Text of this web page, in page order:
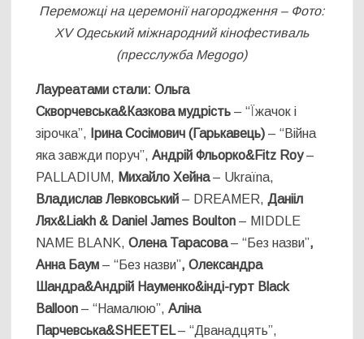
Переможці на церемонії нагородження – Фото:
XV Одеський міжнародний кінофестиваль
(пресслужба Megogo)
Лауреатами стали: Ольга
Скворчевська&Казкова мудрість – “Їжачок і
зірочка”, Ірина Сосімович (Гарькавець)– “Війна
яка завжди поруч”,Андрій Фльорко&Fitz Roy–
PALLADIUM, Михайло Хейна– Ukraїna,
Владислав Левковський– DREAMER,Данііл
Лях&Liakh & Daniel James Boulton – MIDDLE
NAME BLANK,Олена Тарасова–“Без назви”,
Анна Баум–“Без назви”, Олександра
Шандра&Андрій Науменко&інді-гурт Black
Balloon – “Намалюю”,Аліна
Парчевська&SHEETEL–“Дванадцять”,